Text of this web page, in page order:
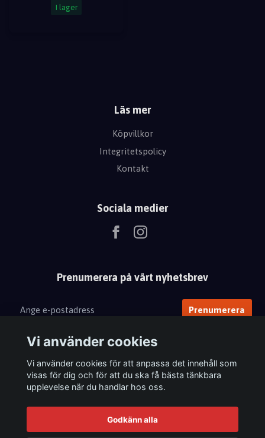
I lager
Läs mer
Köpvillkor
Integritetspolicy
Kontakt
Sociala medier
Prenumerera på vårt nyhetsbrev
Prenumerera
Vi använder cookies
Vi använder cookies för att anpassa det innehåll som
visas för dig och för att du ska få bästa tänkbara
upplevelse när du handlar hos oss.
Godkänn alla